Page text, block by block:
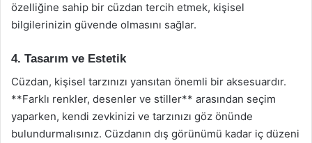
özelliğine sahip bir cüzdan tercih etmek, kişisel
bilgilerinizin güvende olmasını sağlar.
4. Tasarım ve Estetik
Cüzdan, kişisel tarzınızı yansıtan önemli bir aksesuardır.
**Farklı renkler, desenler ve stiller** arasından seçim
yaparken, kendi zevkinizi ve tarzınızı göz önünde
bulundurmalısınız. Cüzdanın dış görünümü kadar iç düzeni